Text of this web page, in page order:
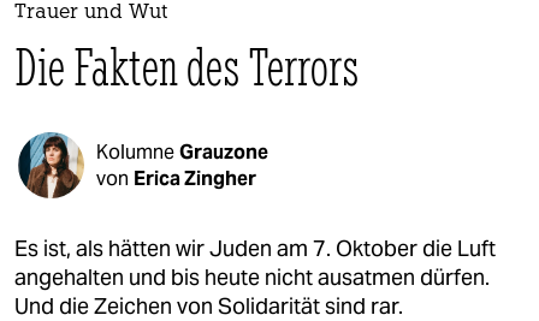
themen
politik
öko
gesellschaft
kultur
sport
Trauer und Wut
Die Fakten des Terrors
KolumneGrauzone
von Erica Zingher
Es ist, als hätten wir Juden am 7. Oktober die Luft
angehalten und bis heute nicht ausatmen dürfen.
Und die Zeichen von Solidarität sind rar.